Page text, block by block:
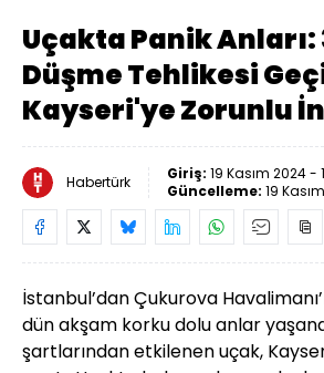
Uçakta Panik Anları:
Düşme Tehlikesi
Kayseri'ye Zorunlu
Habertürk Giriş: 19 Kasım 2024 -
Güncelleme: 19
İstanbul’dan Çukurova
dün akşam korku dolu anlar
şartlarından etkilenen uçak,